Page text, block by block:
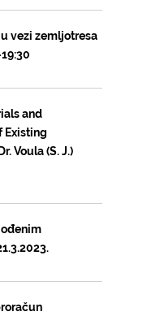
vezi zemljotresa
and
Existing
Voula (S. J.)